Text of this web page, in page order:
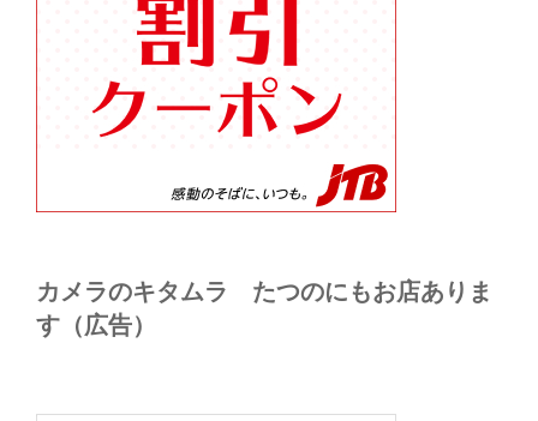
カメラのキタムラ たつのにもお店ありま
す（広告）